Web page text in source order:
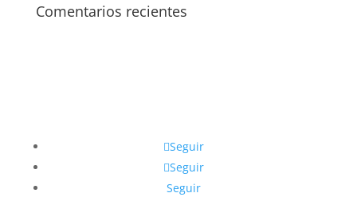
Comentarios recientes
Seguir
Seguir
Seguir